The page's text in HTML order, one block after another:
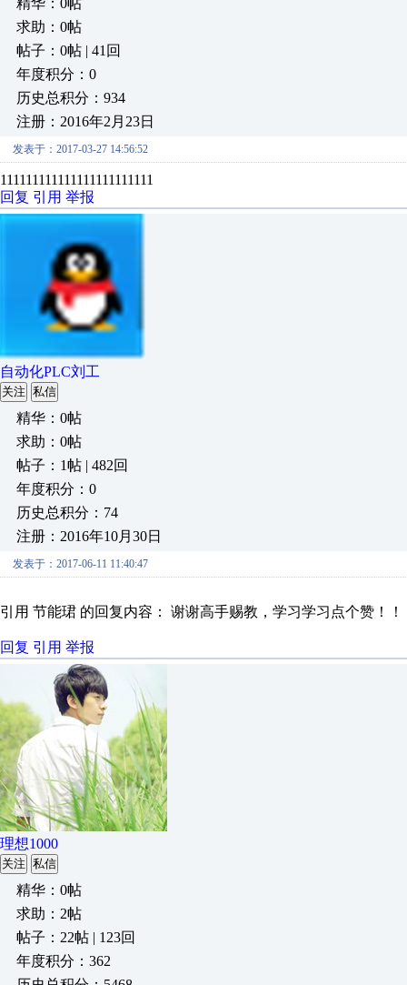
精华：0帖
求助：0帖
帖子：0帖 | 41回
年度积分：0
历史总积分：934
注册：2016年2月23日
发表于：2017-03-27 14:56:52
111111111111111111111111
回复 引用 举报
自动化PLC刘工
关注 私信
精华：0帖
求助：0帖
帖子：1帖 | 482回
年度积分：0
历史总积分：74
注册：2016年10月30日
发表于：2017-06-11 11:40:47
引用 节能珺 的回复内容： 谢谢高手赐教，学习学习点个赞！！
回复 引用 举报
理想1000
关注 私信
精华：0帖
求助：2帖
帖子：22帖 | 123回
年度积分：362